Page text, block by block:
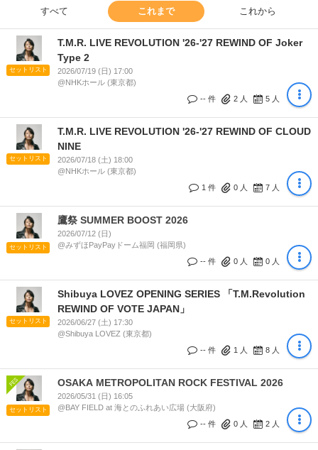
すべて これまで これから
セットリスト
T.M.R. LIVE REVOLUTION '26-'27 REWIND OF Joker
Type 2
2026/07/19 (日) 17:00
@NHKホール (東京都)
-- 件
2 人 5 人
セットリスト
T.M.R. LIVE REVOLUTION '26-'27 REWIND OF CLOUD
NINE
2026/07/18 (土) 18:00
@NHKホール (東京都)
1 件
0 人 7 人
セットリスト
鷹祭 SUMMER BOOST 2026
2026/07/12 (日)
@みずほPayPayドーム福岡 (福岡県)
-- 件
0 人 0 人
セットリスト
Shibuya LOVEZ OPENING SERIES 「T.M.Revolution
REWIND OF VOTE JAPAN」
2026/06/27 (土) 17:30
@Shibuya LOVEZ (東京都)
-- 件
1 人 8 人
セットリスト
OSAKA METROPOLITAN ROCK FESTIVAL 2026
2026/05/31 (日) 16:05
@BAY FIELD at 海とのふれあい広場 (大阪府)
-- 件
0 人 2 人